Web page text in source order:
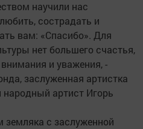
научили нас
сострадать и
вам: «Спасибо». Для
нет большего счастья,
и уважения, -
заслуженная артистка
артист Игорь
с заслуженной